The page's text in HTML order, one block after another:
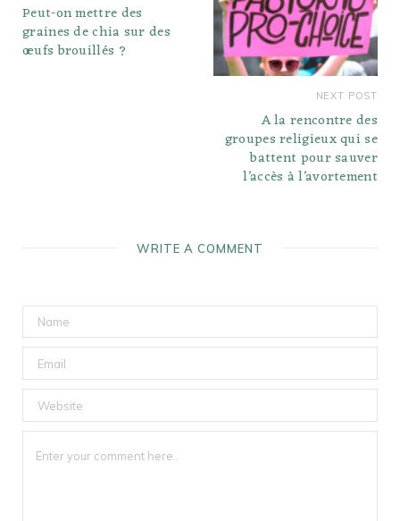
Peut-on mettre des
graines de chia sur des
œufs brouillés ?
NEXT POST
A la rencontre des
groupes religieux qui se
battent pour sauver
l’accès à l’avortement
WRITE A COMMENT